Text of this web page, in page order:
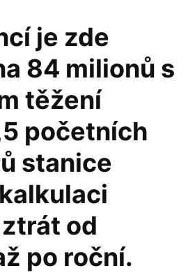
je zde
84 milionů s
těžení
početních
stanice
od
po roční.